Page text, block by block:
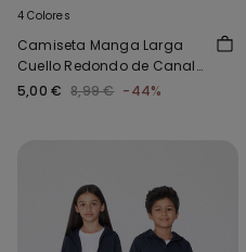
4 Colores
Camiseta Manga Larga
Cuello Redondo de Canalé
y Punto Sobrehilado Niña
5,00 € 8,99 € -44%